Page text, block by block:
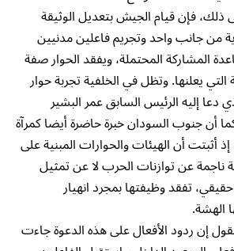
ذلك، فإن قيام الجيش بتعديل الوثيقة
من جانب واحد وتجريم فاعلين مدنيين
المشاركة المحتملة، ويفقد الحوار صفة
التي يعلنها. وتظل في الخلفية تجربة حوار
دعا إليه الرئيس السابق عمر البشير
أن جنوب السودان خبرة حاضرة أيضا كمرآة
أثبتت أن الهيئات والحوارات المبنية على
عن توازنات الحرب لا عن تمثيل
تفقد وظيفتها بمجرد انهيار
الهشة.
إن ردود الأفعال على هذه الدعوة جاءت